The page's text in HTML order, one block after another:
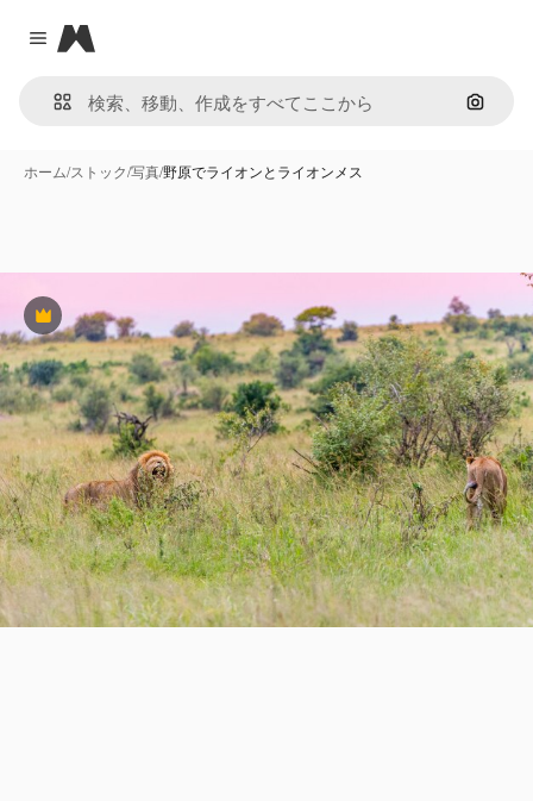
Close menu
Magnific
画像で
ホーム/ストック/写真/野原でライオンとライオンメス
Premium